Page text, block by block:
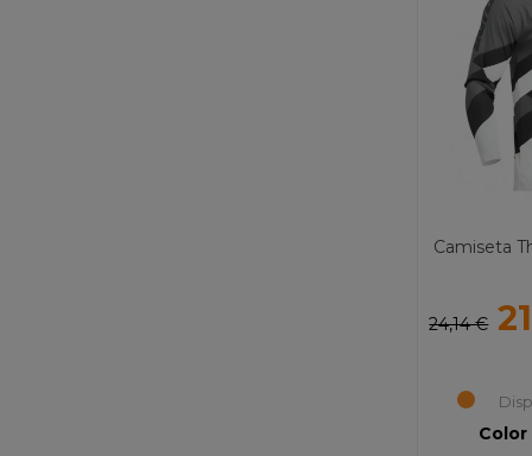
Camiseta
24,14 €
Color